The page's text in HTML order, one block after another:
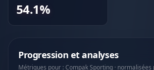
54.1%
Progression et analyses
Métriques pour : Compak Sporting · normalisées